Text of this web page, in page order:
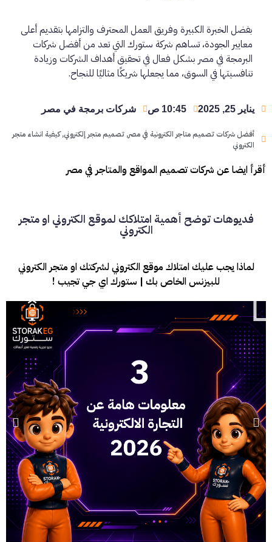
بفضل الخبرة الكبيرة وفريق العمل المحترف والتزامها بتقديم أعلى
معايير الجودة، تساهم شركة ستورك التي تعد من أفضل شركات
البرمجة في مصر بشكل فعال في تحقيق أهداف الشركات وزيادة
تنافسيتها في السوق، مما يجعلها شريكًا مثاليًا للنجاح.
يناير 25, 2025 10:45 ص شركات برمجة في مصر
أفضل شركات تصميم متاجر الكترونية في مصر, تصميم متجر إلكتروني,كيفية انشاء متجر
الكتروني
أقرأ ايضا عن شركات تصميم المواقع والمتاجر في مصر
فديوهات توضح أهمية امتلاكك لموقع الكتروني او متجر
الكتروني
لماذا يجب عليك امتلاك موقع الكتروني لشركتك او متجر الكتروني
للبيزنس الخاص بك | ستورك اي جي تجيب !